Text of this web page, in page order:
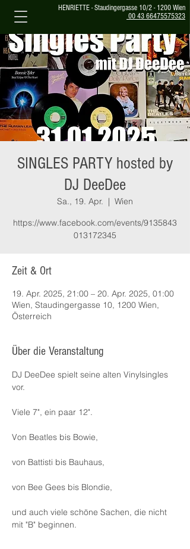
HENRIETTE - Staudingergasse 10/2 - 1200 Wien
00 43 66475575323
SINGLES PARTY hosted by
DJ DeeDee
Sa., 19. Apr.
  |
Wien
https://www.facebook.com/events/9135843
013172345
Zeit & Ort
19. Apr. 2025, 21:00 – 20. Apr. 2025, 01:00
Wien, Staudingergasse 10, 1200 Wien,
Österreich
Über die Veranstaltung
DJ DeeDee spielt seine alten Vinylsingles
vor.
Viele 7", ein paar 12".
Von Beatles bis Bowie,
von Battisti bis Bauhaus,
von Bee Gees bis Blondie,
und auch viele schöne Sachen, die nicht
mit "B" beginnen.